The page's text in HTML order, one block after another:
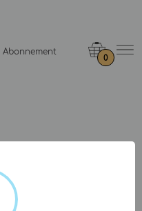
Abonnement
0